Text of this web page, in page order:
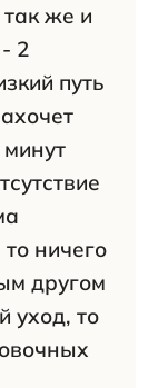
же и
2
путь
ничего
другом
уход, то